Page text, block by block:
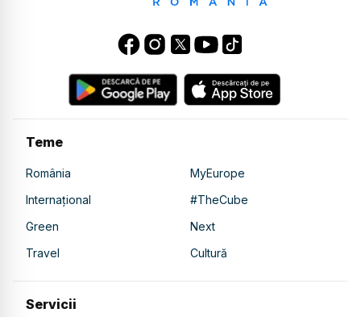
Teme
România
MyEurope
Internațional
#TheCube
Green
Next
Travel
Cultură
Servicii